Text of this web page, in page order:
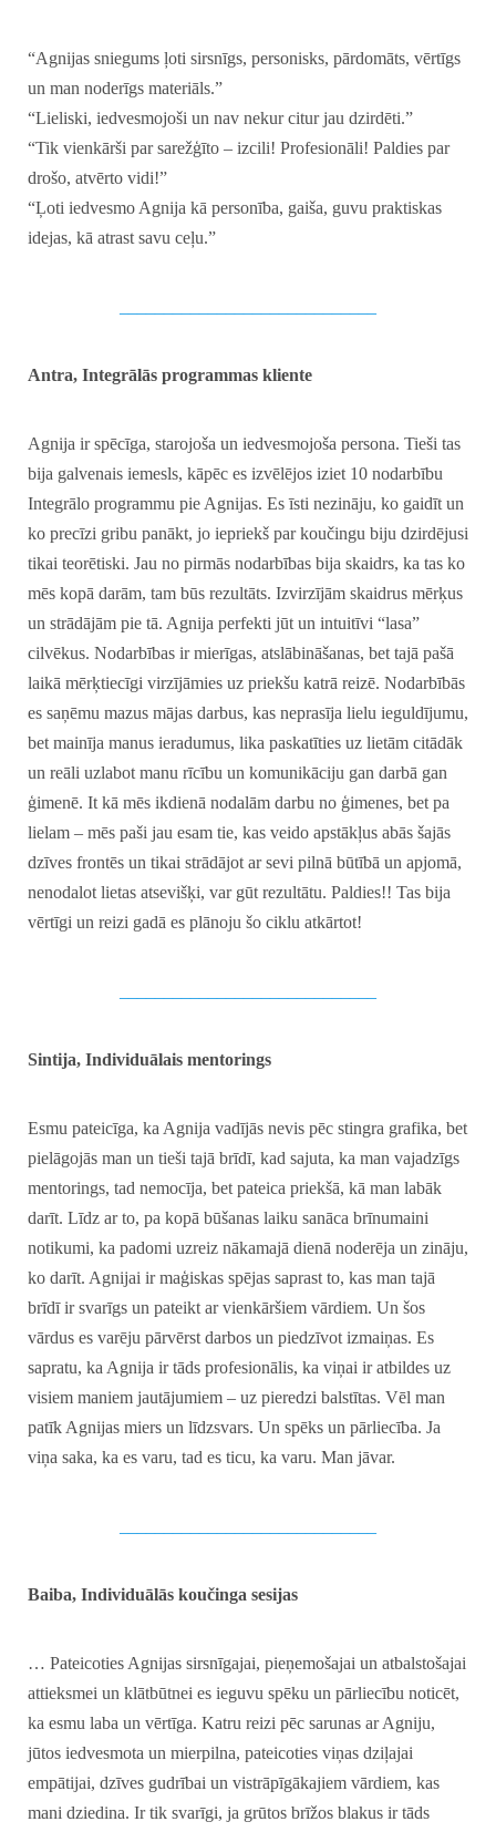
“Agnijas sniegums ļoti sirsnīgs, personisks, pārdomāts, vērtīgs
un man noderīgs materiāls.”
“Lieliski, iedvesmojoši un nav nekur citur jau dzirdēti.”
“Tik vienkārši par sarežģīto – izcili! Profesionāli! Paldies par
drošo, atvērto vidi!”
“Ļoti iedvesmo Agnija kā personība, gaiša, guvu praktiskas
idejas, kā atrast savu ceļu.”
Antra, Integrālās programmas kliente
Agnija ir spēcīga, starojoša un iedvesmojoša persona. Tieši tas
bija galvenais iemesls, kāpēc es izvēlējos iziet 10 nodarbību
Integrālo programmu pie Agnijas. Es īsti nezināju, ko gaidīt un
ko precīzi gribu panākt, jo iepriekš par koučingu biju dzirdējusi
tikai teorētiski. Jau no pirmās nodarbības bija skaidrs, ka tas ko
mēs kopā darām, tam būs rezultāts. Izvirzījām skaidrus mērķus
un strādājām pie tā. Agnija perfekti jūt un intuitīvi “lasa”
cilvēkus. Nodarbības ir mierīgas, atslābināšanas, bet tajā pašā
laikā mērķtiecīgi virzījāmies uz priekšu katrā reizē. Nodarbībās
es saņēmu mazus mājas darbus, kas neprasīja lielu ieguldījumu,
bet mainīja manus ieradumus, lika paskatīties uz lietām citādāk
un reāli uzlabot manu rīcību un komunikāciju gan darbā gan
ģimenē. It kā mēs ikdienā nodalām darbu no ģimenes, bet pa
lielam – mēs paši jau esam tie, kas veido apstākļus abās šajās
dzīves frontēs un tikai strādājot ar sevi pilnā būtībā un apjomā,
nenodalot lietas atsevišķi, var gūt rezultātu. Paldies!! Tas bija
vērtīgi un reizi gadā es plānoju šo ciklu atkārtot!
Sintija, Individuālais mentorings
Esmu pateicīga, ka Agnija vadījās nevis pēc stingra grafika, bet
pielāgojās man un tieši tajā brīdī, kad sajuta, ka man vajadzīgs
mentorings, tad nemocīja, bet pateica priekšā, kā man labāk
darīt. Līdz ar to, pa kopā būšanas laiku sanāca brīnumaini
notikumi, ka padomi uzreiz nākamajā dienā noderēja un zināju,
ko darīt. Agnijai ir maģiskas spējas saprast to, kas man tajā
brīdī ir svarīgs un pateikt ar vienkāršiem vārdiem. Un šos
vārdus es varēju pārvērst darbos un piedzīvot izmaiņas. Es
sapratu, ka Agnija ir tāds profesionālis, ka viņai ir atbildes uz
visiem maniem jautājumiem – uz pieredzi balstītas. Vēl man
patīk Agnijas miers un līdzsvars. Un spēks un pārliecība. Ja
viņa saka, ka es varu, tad es ticu, ka varu. Man jāvar.
Baiba, Individuālās koučinga sesijas
… Pateicoties Agnijas sirsnīgajai, pieņemošajai un atbalstošajai
attieksmei un klātbūtnei es ieguvu spēku un pārliecību noticēt,
ka esmu laba un vērtīga. Katru reizi pēc sarunas ar Agniju,
jūtos iedvesmota un mierpilna, pateicoties viņas dziļajai
empātijai, dzīves gudrībai un vistrāpīgākajiem vārdiem, kas
mani dziedina. Ir tik svarīgi, ja grūtos brīžos blakus ir tāds